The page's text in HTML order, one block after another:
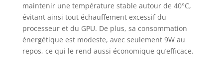
maintenir une température stable autour de 40°C,
évitant ainsi tout échauffement excessif du
processeur et du GPU. De plus, sa consommation
énergétique est modeste, avec seulement 9W au
repos, ce qui le rend aussi économique qu’efficace.